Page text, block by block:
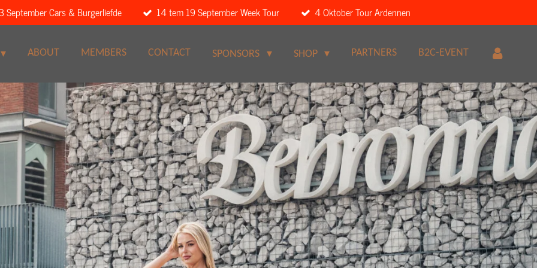
September Cars & Burgerliefde 14 tem 19 September Week Tour 4 Oktober Tour Ardennen
ABOUT MEMBERS CONTACT SPONSORS SHOP PARTNERS B2C-EVENT